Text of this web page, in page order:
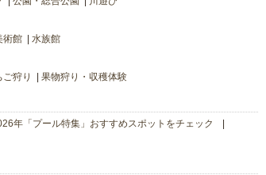
術館 水族館
ご狩り 果物狩り・収穫体験
年「プール特集」おすすめスポットをチェック